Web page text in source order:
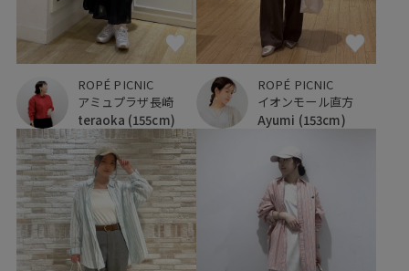
ROPÉ PICNIC
アミュプラザ長崎
teraoka (155cm)
ROPÉ PICNIC
イオンモール直方
Ayumi (153cm)